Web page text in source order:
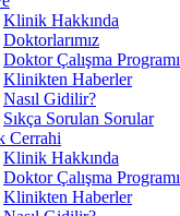
Klinik Hakkında
Doktorlarımız
Doktor Çalışma Programı
Klinikten Haberler
Nasıl Gidilir?
Sıkça Sorulan Sorular
Cerrahi
Klinik Hakkında
Doktor Çalışma Programı
Klinikten Haberler